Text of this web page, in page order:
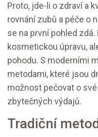
Proto, jde-li o zdraví a
rovnání zubů a péče o
se na první pohled
kosmetickou úpravu,
pohodu. S moderními
metodami, které jsou
možnost pečovat o
zbytečných výdajů.
Tradiční